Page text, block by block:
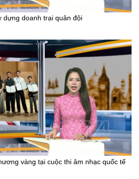
dựng doanh trại quân đội
vàng tại cuộc thi âm nhạc quốc tế